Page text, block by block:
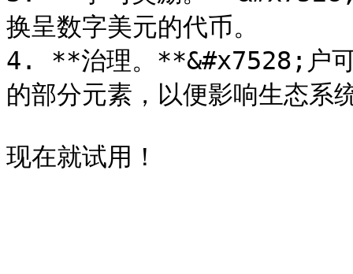
换呈数字美元的代币。
4. **治理。**&#x7528;户可
的部分元素，以便影响生态系